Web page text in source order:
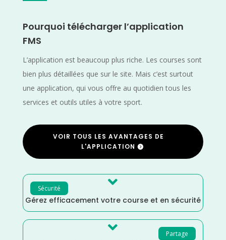
Pourquoi télécharger l’application
FMS
L’application est beaucoup plus riche. Les courses sont
bien plus détaillées que sur le site. Mais c’est surtout
une application, qui vous offre au quotidien tous les
services et outils utiles à votre sport.
VOIR TOUS LES AVANTAGES DE
L'APPLICATION
Sécurité 
Gérez efficacement votre course et en sécurité
Partage
